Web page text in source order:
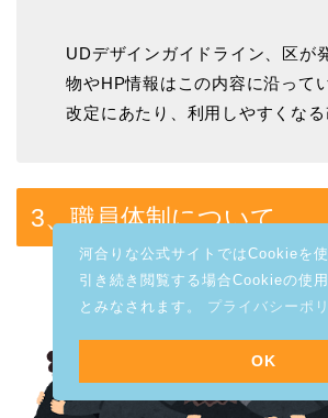
UDデザインガイドライン、区が
物やHP情報はこの内容に沿って
改定にあたり、利用しやすくなる
3、職員体制について
河合りな公式サイトではCookieを使
引き続き閲覧する場合Cookieの使
とみなされます。 プライバシーポ
OK